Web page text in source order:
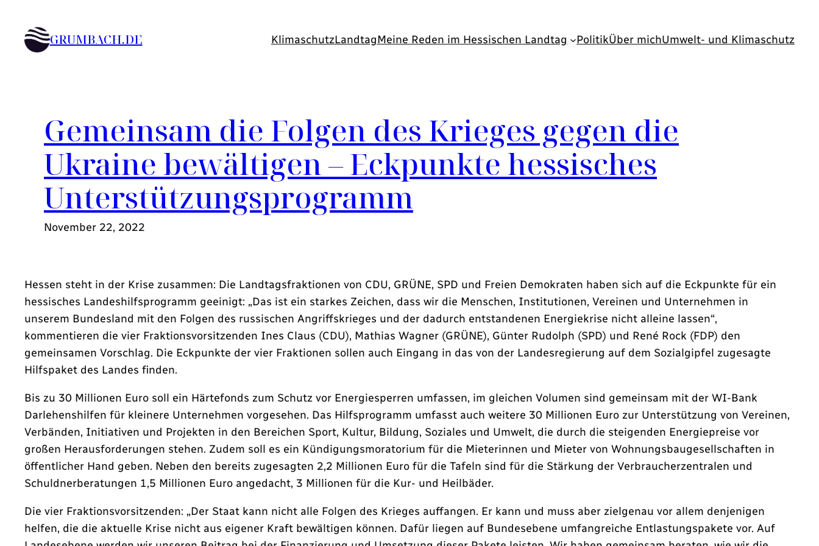
Inhalt
springenGRUMBACH.DE KlimaschutzLandtagMeine Reden im Hessischen Landtag PolitikÜber michUmwelt- und Klimaschutz
Gemeinsam die Folgen des Krieges gegen die
Ukraine bewältigen – Eckpunkte hessisches
Unterstützungsprogramm
November 22, 2022
Hessen steht in der Krise zusammen: Die Landtagsfraktionen von CDU, GRÜNE, SPD und Freien Demokraten haben sich auf die Eckpunkte für ein
hessisches Landeshilfsprogramm geeinigt: „Das ist ein starkes Zeichen, dass wir die Menschen, Institutionen, Vereinen und Unternehmen in
unserem Bundesland mit den Folgen des russischen Angriffskrieges und der dadurch entstandenen Energiekrise nicht alleine lassen“,
kommentieren die vier Fraktionsvorsitzenden Ines Claus (CDU), Mathias Wagner (GRÜNE), Günter Rudolph (SPD) und René Rock (FDP) den
gemeinsamen Vorschlag. Die Eckpunkte der vier Fraktionen sollen auch Eingang in das von der Landesregierung auf dem Sozialgipfel zugesagte
Hilfspaket des Landes finden.
Bis zu 30 Millionen Euro soll ein Härtefonds zum Schutz vor Energiesperren umfassen, im gleichen Volumen sind gemeinsam mit der WI-Bank
Darlehenshilfen für kleinere Unternehmen vorgesehen. Das Hilfsprogramm umfasst auch weitere 30 Millionen Euro zur Unterstützung von Vereinen,
Verbänden, Initiativen und Projekten in den Bereichen Sport, Kultur, Bildung, Soziales und Umwelt, die durch die steigenden Energiepreise vor
großen Herausforderungen stehen. Zudem soll es ein Kündigungsmoratorium für die Mieterinnen und Mieter von Wohnungsbaugesellschaften in
öffentlicher Hand geben. Neben den bereits zugesagten 2,2 Millionen Euro für die Tafeln sind für die Stärkung der Verbraucherzentralen und
Schuldnerberatungen 1,5 Millionen Euro angedacht, 3 Millionen für die Kur- und Heilbäder.
Die vier Fraktionsvorsitzenden: „Der Staat kann nicht alle Folgen des Krieges auffangen. Er kann und muss aber zielgenau vor allem denjenigen
helfen, die die aktuelle Krise nicht aus eigener Kraft bewältigen können. Dafür liegen auf Bundesebene umfangreiche Entlastungspakete vor. Auf